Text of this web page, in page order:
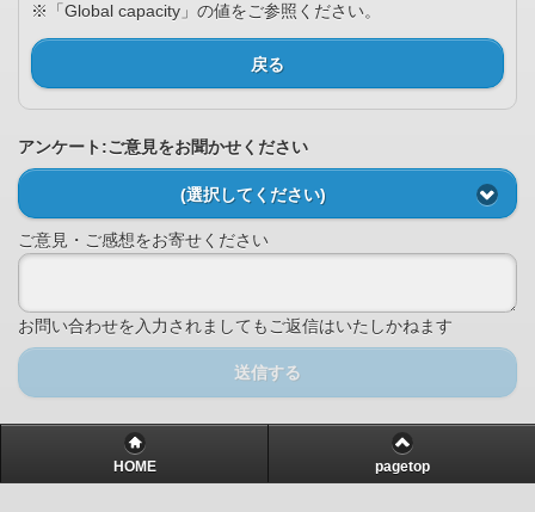
※「Global capacity」の値をご参照ください。
戻る
アンケート:ご意見をお聞かせください
(選択してください)
ご意見・ご感想をお寄せください
お問い合わせを入力されましてもご返信はいたしかねます
送信する
HOME pagetop